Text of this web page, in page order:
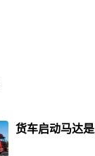
货车启动马达